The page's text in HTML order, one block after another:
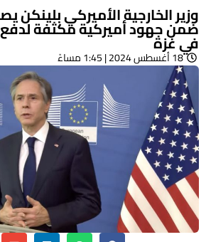
وزير الخارجية الأميركي بلينكن
ضمن جهود أميركية مكثفة لدفع
في غزة
18 أغسطس 2024 | 1:45 مساءً